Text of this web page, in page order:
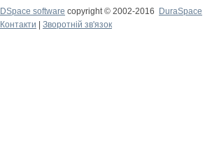
DSpace software copyright © 2002-2016
DuraSpace
Контакти
Зворотній зв'язок